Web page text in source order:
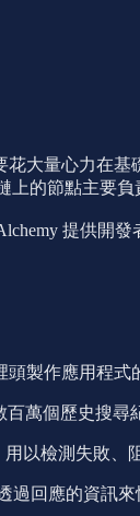
大量心力在
的節點主要負
提供開
製作應用程式
萬個歷史搜
以檢測失敗、
過回應的資訊來